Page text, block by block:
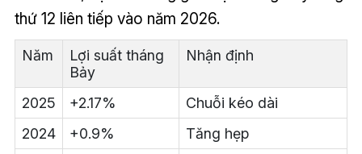
thứ 12 liên tiếp vào năm 2026.
Năm
Lợi suất tháng
Bảy
Nhận định
2025 +2.17%
Chuỗi kéo dài
2024
+0.9%
Tăng hẹp